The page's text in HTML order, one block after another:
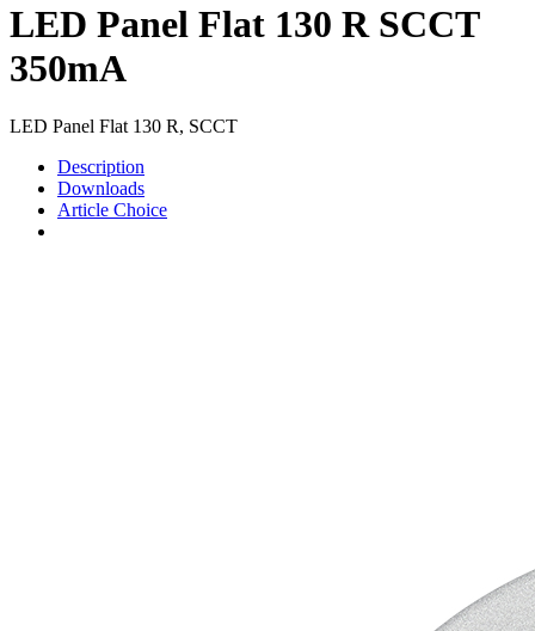
LED Panel Flat 130 R SCCT
350mA
LED Panel Flat 130 R, SCCT
Description
Downloads
Article Choice